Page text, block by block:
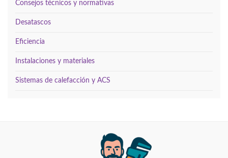
Consejos técnicos y normativas
Desatascos
Eficiencia
Instalaciones y materiales
Sistemas de calefacción y ACS